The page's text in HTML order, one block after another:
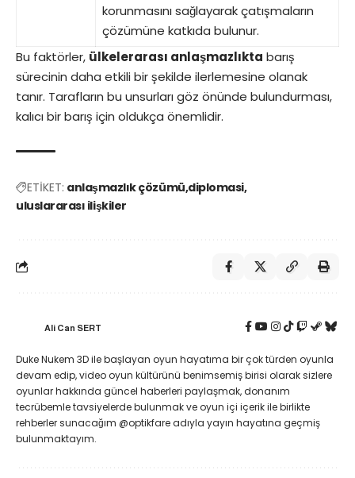
korunmasını sağlayarak çatışmaların
çözümüne katkıda bulunur.
Bu faktörler, ülkelerarası anlaşmazlıkta barış
sürecinin daha etkili bir şekilde ilerlemesine olanak
tanır. Tarafların bu unsurları göz önünde bulundurması,
kalıcı bir barış için oldukça önemlidir.
ETİKET: anlaşmazlık çözümü diplomasi
uluslararası ilişkiler
Ali Can SERT
Duke Nukem 3D ile başlayan oyun hayatıma bir çok türden oyunla
devam edip, video oyun kültürünü benimsemiş birisi olarak sizlere
oyunlar hakkında güncel haberleri paylaşmak, donanım
tecrübemle tavsiyelerde bulunmak ve oyun içi içerik ile birlikte
rehberler sunacağım @optikfare adıyla yayın hayatına geçmiş
bulunmaktayım.